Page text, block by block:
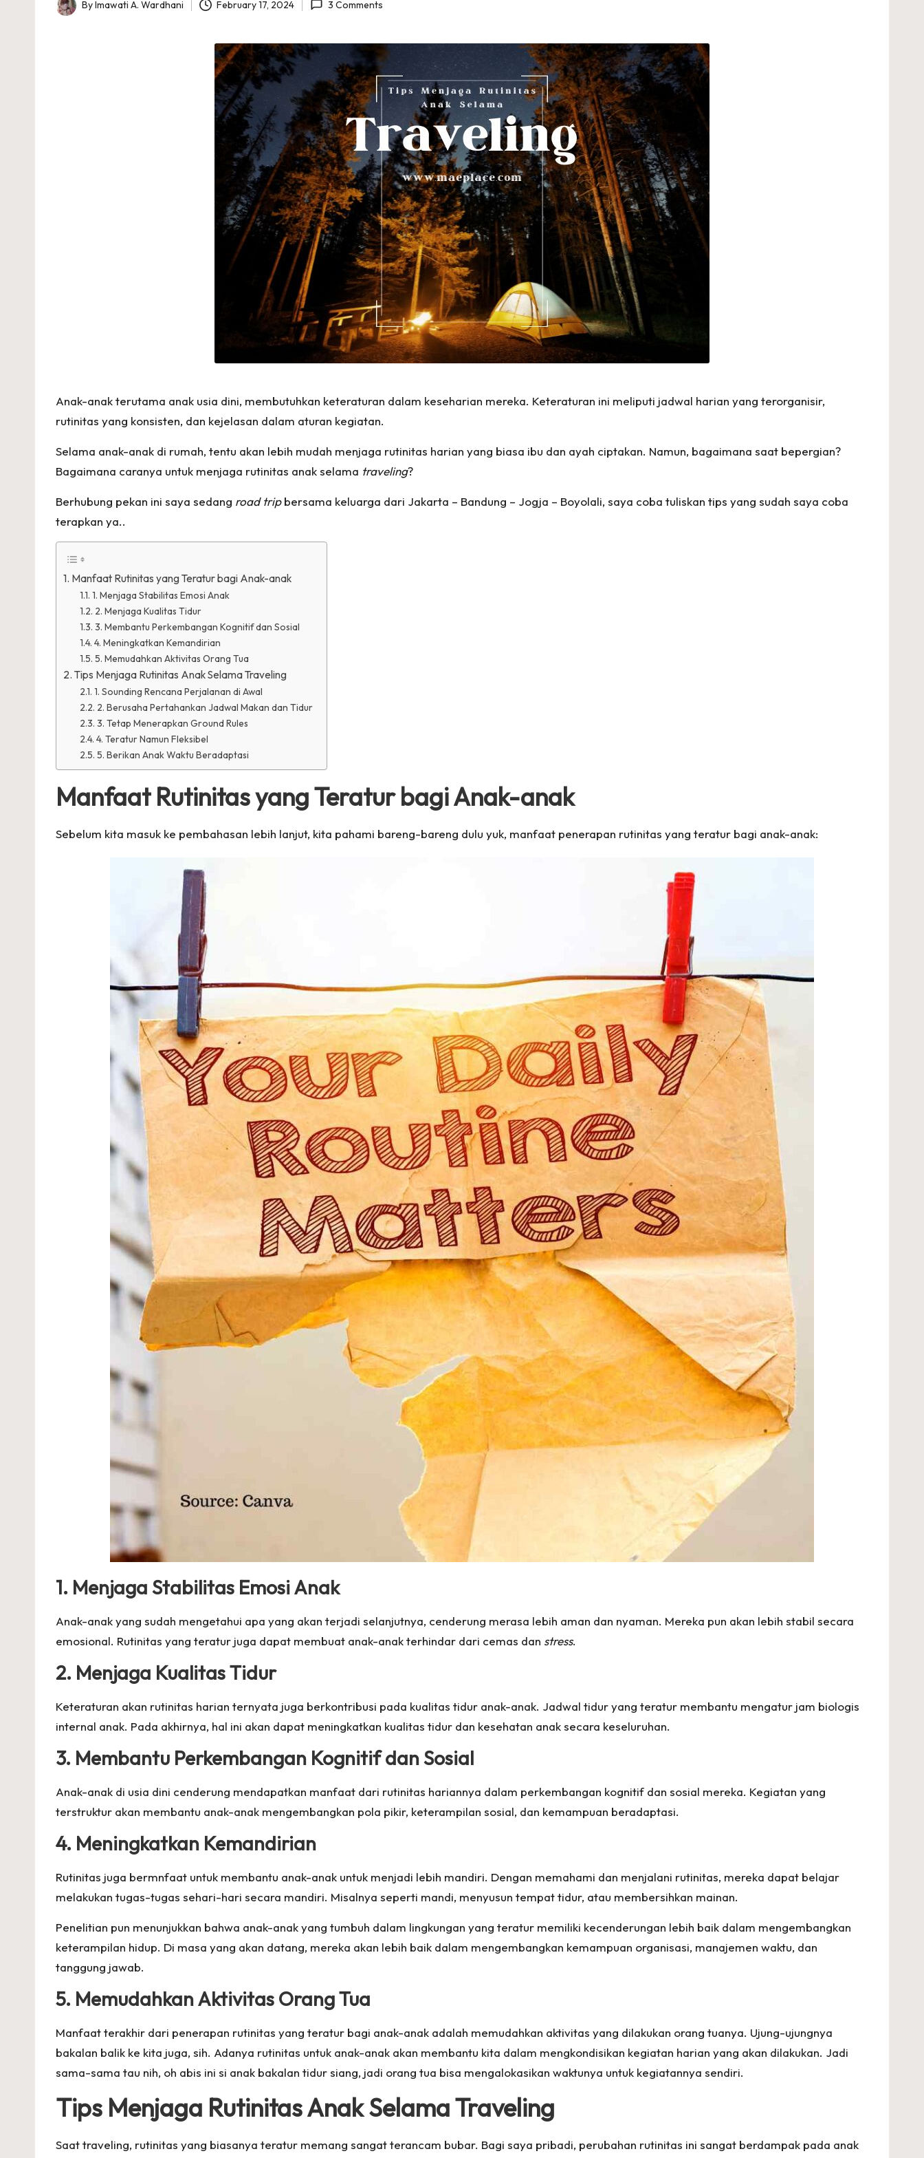
Posted
ByImawati A. Wardhani February 17, 2024 3 Comments
Anak-anak terutama anak usia dini, membutuhkan keteraturan dalam keseharian mereka. Keteraturan ini meliputi jadwal harian yang terorganisir,
rutinitas yang konsisten, dan kejelasan dalam aturan kegiatan.
Selama anak-anak di rumah, tentu akan lebih mudah menjaga rutinitas harian yang biasa ibu dan ayah ciptakan. Namun, bagaimana saat bepergian?
Bagaimana caranya untuk menjaga rutinitas anak selama traveling?
Berhubung pekan ini saya sedang road tripbersama keluarga dari Jakarta – Bandung – Jogja – Boyolali, saya coba tuliskan tips yang sudah saya coba
terapkan ya..
Manfaat Rutinitas yang Teratur bagi Anak-anak
1. Menjaga Stabilitas Emosi Anak
2. Menjaga Kualitas Tidur
3. Membantu Perkembangan Kognitif dan Sosial
4. Meningkatkan Kemandirian
5. Memudahkan Aktivitas Orang Tua
Tips Menjaga Rutinitas Anak Selama Traveling
1. Sounding Rencana Perjalanan di Awal
2. Berusaha Pertahankan Jadwal Makan dan Tidur
3. Tetap Menerapkan Ground Rules
4. Teratur Namun Fleksibel
5. Berikan Anak Waktu Beradaptasi
Manfaat Rutinitas yang Teratur bagi Anak-anak
Sebelum kita masuk ke pembahasan lebih lanjut, kita pahami bareng-bareng dulu yuk, manfaat penerapan rutinitas yang teratur bagi anak-anak:
1. Menjaga Stabilitas Emosi Anak
Anak-anak yang sudah mengetahui apa yang akan terjadi selanjutnya, cenderung merasa lebih aman dan nyaman. Mereka pun akan lebih stabil secara
emosional. Rutinitas yang teratur juga dapat membuat anak-anak terhindar dari cemas dan stress.
2. Menjaga Kualitas Tidur
Keteraturan akan rutinitas harian ternyata juga berkontribusi pada kualitas tidur anak-anak. Jadwal tidur yang teratur membantu mengatur jam biologis
internal anak. Pada akhirnya, hal ini akan dapat meningkatkan kualitas tidur dan kesehatan anak secara keseluruhan.
3. Membantu Perkembangan Kognitif dan Sosial
Anak-anak di usia dini cenderung mendapatkan manfaat dari rutinitas hariannya dalam perkembangan kognitif dan sosial mereka. Kegiatan yang
terstruktur akan membantu anak-anak mengembangkan pola pikir, keterampilan sosial, dan kemampuan beradaptasi.
4. Meningkatkan Kemandirian
Rutinitas juga bermnfaat untuk membantu anak-anak untuk menjadi lebih mandiri. Dengan memahami dan menjalani rutinitas, mereka dapat belajar
melakukan tugas-tugas sehari-hari secara mandiri. Misalnya seperti mandi, menyusun tempat tidur, atau membersihkan mainan.
Penelitian pun menunjukkan bahwa anak-anak yang tumbuh dalam lingkungan yang teratur memiliki kecenderungan lebih baik dalam mengembangkan
keterampilan hidup. Di masa yang akan datang, mereka akan lebih baik dalam mengembangkan kemampuan organisasi, manajemen waktu, dan
tanggung jawab.
5. Memudahkan Aktivitas Orang Tua
Manfaat terakhir dari penerapan rutinitas yang teratur bagi anak-anak adalah memudahkan aktivitas yang dilakukan orang tuanya. Ujung-ujungnya
bakalan balik ke kita juga, sih. Adanya rutinitas untuk anak-anak akan membantu kita dalam mengkondisikan kegiatan harian yang akan dilakukan. Jadi
sama-sama tau nih, oh abis ini si anak bakalan tidur siang, jadi orang tua bisa mengalokasikan waktunya untuk kegiatannya sendiri.
Tips Menjaga Rutinitas Anak Selama Traveling
Saat traveling, rutinitas yang biasanya teratur memang sangat terancam bubar. Bagi saya pribadi, perubahan rutinitas ini sangat berdampak pada anak